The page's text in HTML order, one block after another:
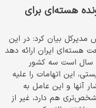
هسته‌ای برای
مدیرکل بیان کرد: در این
هسته‌ای ایران ارائه دهد
که آلوده است به موارد اتهامی که ۲۵ سال است سه کشور
این اتهامات را علیه
آنها و این عامل به
هم دارد، غیر از